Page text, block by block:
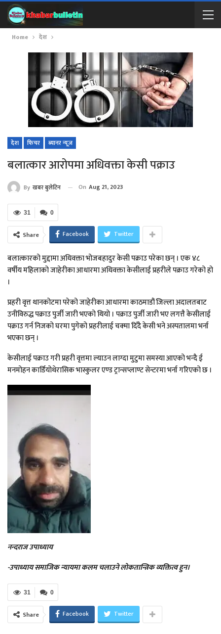
Home देश
देश फिचर ब्यानर न्यूज
बलात्कार आरोपमा अधिवक्ता केसी पक्राउ
By खबर बुलेटिन On Aug 21, 2023
0
31
Share Facebook Twitter
बलात्कारको मुद्दामा अधिवक्ता भोजबहादुर केसी पक्राउ परेका छन् । एक ४८
वर्षीय महिलाको जाहेरीका आधारमा अधिवक्ता केसीलाई प्रहरीले पक्राउ गरेको हो
।
प्रहरी वृत्त थानकोटमा परेको जाहेरीका आधारमा काठमाडौं जिल्ला अदालतबाट
उनीविरुद्ध पक्राउ पुर्जी जारी भएको थियो । पक्राउ पुर्जी जारी भए लगत्तै केसीलाई
पक्राउ गर्न निजको घरमा पुगेको प्रहरीलाई चक्मा दिँदै केसी भने अस्पतालमा भर्ना
भएका छन् ।
केसीलाई पक्राउ गरी प्रहरी वृत्तमा ल्याउन लाग्दा मुटुमा समस्या आएको भन्दै ई
मनमोहन कार्डियोथेरासिक भास्कुलर एण्ड ट्रान्सप्लाण्ट सेन्टरमा भर्ना गरिएको छ ।
नन्दराज उपाध्याय
-उपाध्याय समाजिक न्यायमा कलम चलाउने लोकतान्त्रिक व्यक्तित्व हुन।
0
31
Share Facebook Twitter